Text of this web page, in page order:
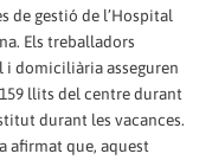
de gestió de l’Hospital
Els treballadors
i domiciliària asseguren
llits del centre durant
durant les vacances.
afirmat que, aquest